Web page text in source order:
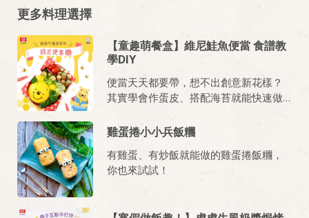
更多料理選擇
【童趣萌餐盒】維尼鮭魚便當 食譜教
學DIY
便當天天都要帶，想不出創意新花樣？
其實學會作蛋皮、搭配海苔就能快速做
蛋皮下包入桂冠鮭魚炒飯，配上桂冠日
式照燒醬做出的《秋葵玉米筍肉捲》，
有飯、有魚、有肉、有菜、也有蛋，營
養滿滿又均衡。怎麼做？15分鐘火速學
雞蛋捲小小兵飯糰
有雞蛋、有炒飯就能做的雞蛋捲飯糰，
你也來試試！